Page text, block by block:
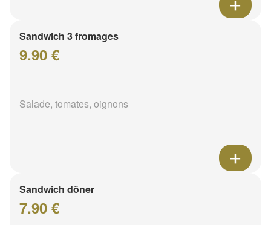
Sandwich 3 fromages
9.90 €
Salade, tomates, oignons
Sandwich döner
7.90 €